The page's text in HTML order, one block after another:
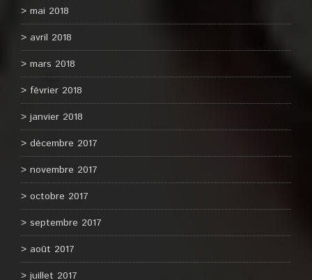
mai 2018
avril 2018
mars 2018
février 2018
janvier 2018
décembre 2017
novembre 2017
octobre 2017
septembre 2017
août 2017
juillet 2017